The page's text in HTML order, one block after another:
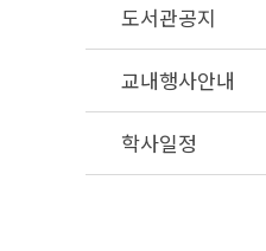
도서관공지
교내행사안내
학사일정